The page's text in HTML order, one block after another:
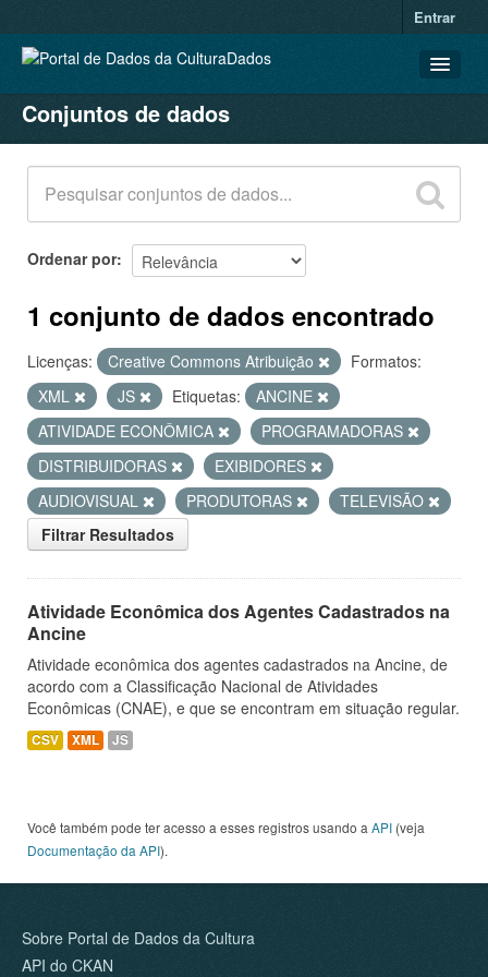
Entrar
CONJUNTOS DE DADOS
ORGANIZAÇÕES
GRUPOS
SOBRE
Conjuntos de dados
Ordenar por
1 conjunto de dados encontrado
Licenças: Creative Commons Atribuição
Formatos:
XML
JS Etiquetas:
ANCINE
ATIVIDADE ECONÔMICA
PROGRAMADORAS
DISTRIBUIDORAS
EXIBIDORES
AUDIOVISUAL
PRODUTORAS
TELEVISÃO
Filtrar Resultados
Atividade Econômica dos Agentes Cadastrados na
Ancine
Atividade econômica dos agentes cadastrados na Ancine, de
acordo com a Classificação Nacional de Atividades
Econômicas (CNAE), e que se encontram em situação regular.
CSV XML JS
Você também pode ter acesso a esses registros usando a API (veja
Documentação da API).
Sobre Portal de Dados da Cultura
API do CKAN